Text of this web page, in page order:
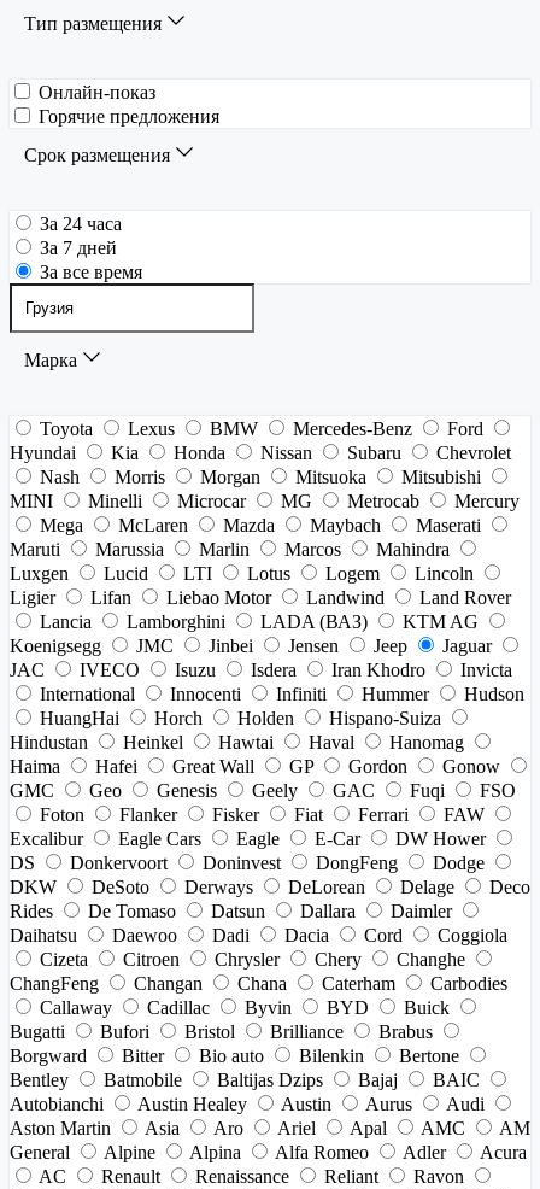
Тип размещения
Онлайн-показ
Горячие предложения
Срок размещения
За 24 часа
За 7 дней
За все время
Марка
Toyota Lexus BMW Mercedes-Benz
Ford
Hyundai
Kia Honda Nissan Subaru
Chevrolet
Nash
Morris Morgan Mitsuoka
Mitsubishi
MINI
Minelli Microcar MG Metrocab
Mercury
Mega
McLaren Mazda Maybach
Maserati
Maruti
Marussia Marlin Marcos
Mahindra
Luxgen
Lucid LTI Lotus Logem
Lincoln
Ligier
Lifan Liebao Motor Landwind
Land Rover
Lancia
Lamborghini LADA (ВАЗ)
KTM AG
Koenigsegg
JMC Jinbei Jensen Jeep
Jaguar
JAC
IVECO Isuzu Isdera Iran Khodro
Invicta
International
Innocenti Infiniti Hummer
Hudson
HuangHai
Horch Holden
Hispano-Suiza
Hindustan
Heinkel Hawtai Haval
Hanomag
Haima
Hafei Great Wall GP Gordon
Gonow
GMC
Geo Genesis Geely GAC Fuqi
FSO
Foton
Flanker Fisker Fiat Ferrari
FAW
Excalibur
Eagle Cars Eagle E-Car
DW Hower
DS
Donkervoort Doninvest DongFeng
Dodge
DKW
DeSoto Derways DeLorean Delage
Deco
Rides
De Tomaso Datsun Dallara
Daimler
Daihatsu
Daewoo Dadi Dacia Cord
Coggiola
Cizeta
Citroen Chrysler Chery
Changhe
ChangFeng
Changan Chana Caterham
Carbodies
Callaway
Cadillac Byvin BYD
Buick
Bugatti
Bufori Bristol Brilliance
Brabus
Borgward
Bitter Bio auto Bilenkin
Bertone
Bentley
Batmobile Baltijas Dzips Bajaj
BAIC
Autobianchi
Austin Healey Austin Aurus
Audi
Aston Martin
Asia Aro Ariel Apal AMC
AM
General
Alpine Alpina Alfa Romeo Adler
Acura
AC
Renault Renaissance Reliant
Ravon